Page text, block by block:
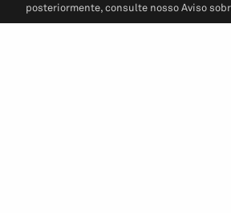
posteriormente, consulte nosso Aviso